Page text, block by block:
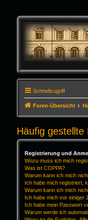
Schnellzugriff
Foren-Übersicht
Häufig gestellte
Registrierung und
Wozu muss ich mich
Was ist COPPA?
Warum kann ich mich
Ich habe mich registriert,
Warum kann ich mich
Ich habe mich vor einiger
Ich habe mein Passwort
Warum werde ich